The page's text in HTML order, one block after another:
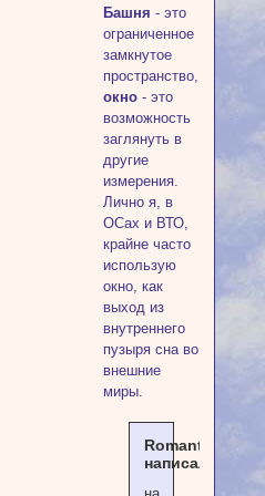
Башня - это
ограниченное
замкнутое
пространство,
окно- это
возможность
заглянуть в
другие
измерения.
Лично я, в
ОСах и ВТО,
крайне часто
использую
окно, как
выход из
внутреннего
пузыря сна во
внешние
миры.
Romantika
написал(а):